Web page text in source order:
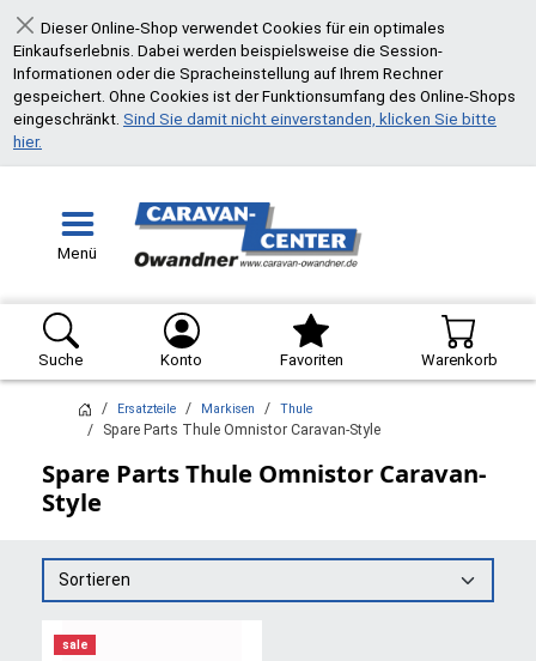
Schließen
Dieser Online-Shop verwendet Cookies für ein optimales
Einkaufserlebnis. Dabei werden beispielsweise die Session-
Informationen oder die Spracheinstellung auf Ihrem Rechner
gespeichert. Ohne Cookies ist der Funktionsumfang des Online-Shops
eingeschränkt. Sind Sie damit nicht einverstanden, klicken Sie bitte
hier.
Menü
Suche Konto Favoriten Warenkorb
Ersatzteile Markisen Thule
Spare Parts Thule Omnistor Caravan-Style
Spare Parts Thule Omnistor Caravan-
Style
Sortieren
sale